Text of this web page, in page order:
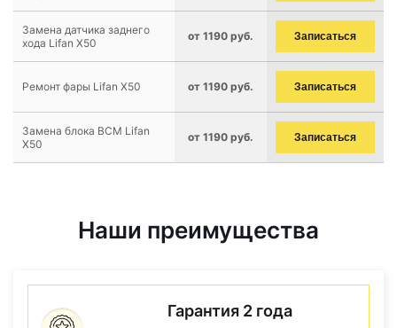
Замена датчика заднего
хода Lifan X50
от 1190 руб. Записаться
Ремонт фары Lifan X50 от 1190 руб. Записаться
Замена блока BCM Lifan
X50
от 1190 руб. Записаться
Наши преимущества
Гарантия 2 года